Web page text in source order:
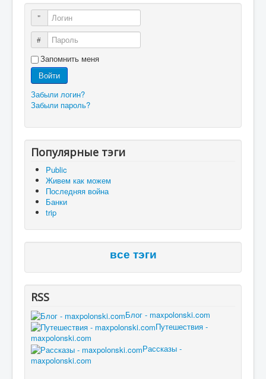
Логин
Пароль
Запомнить меня
Войти
Забыли логин?
Забыли пароль?
Популярные тэги
Public
Живем как можем
Последняя война
Банки
trip
все тэги
RSS
Блог - maxpolonski.com
Путешествия -
maxpolonski.com
Рассказы -
maxpolonski.com